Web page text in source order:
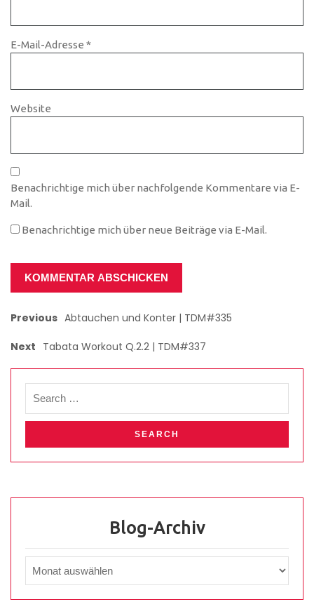
E-Mail-Adresse *
Website
Benachrichtige mich über nachfolgende Kommentare via E-
Mail.
Benachrichtige mich über neue Beiträge via E-Mail.
Previous Abtauchen und Konter | TDM#335
Next Tabata Workout Q.2.2 | TDM#337
Blog-Archiv